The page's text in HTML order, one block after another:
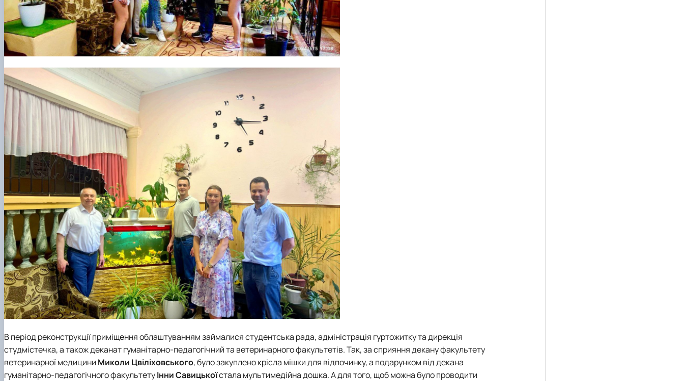
В період реконструкції приміщення облаштуванням займалися студентська рада, адміністрація гуртожитку та дирекція
студмістечка, а також деканат гуманітарно-педагогічний та ветеринарного факультетів. Так, за сприяння декану факультету
ветеринарної медицини Миколи Цвіліховського, було закуплено крісла мішки для відпочинку, а подарунком від декана
гуманітарно-педагогічного факультетуІнни Савицькоїстала мультимедійна дошка. А для того, щоб можна було проводити